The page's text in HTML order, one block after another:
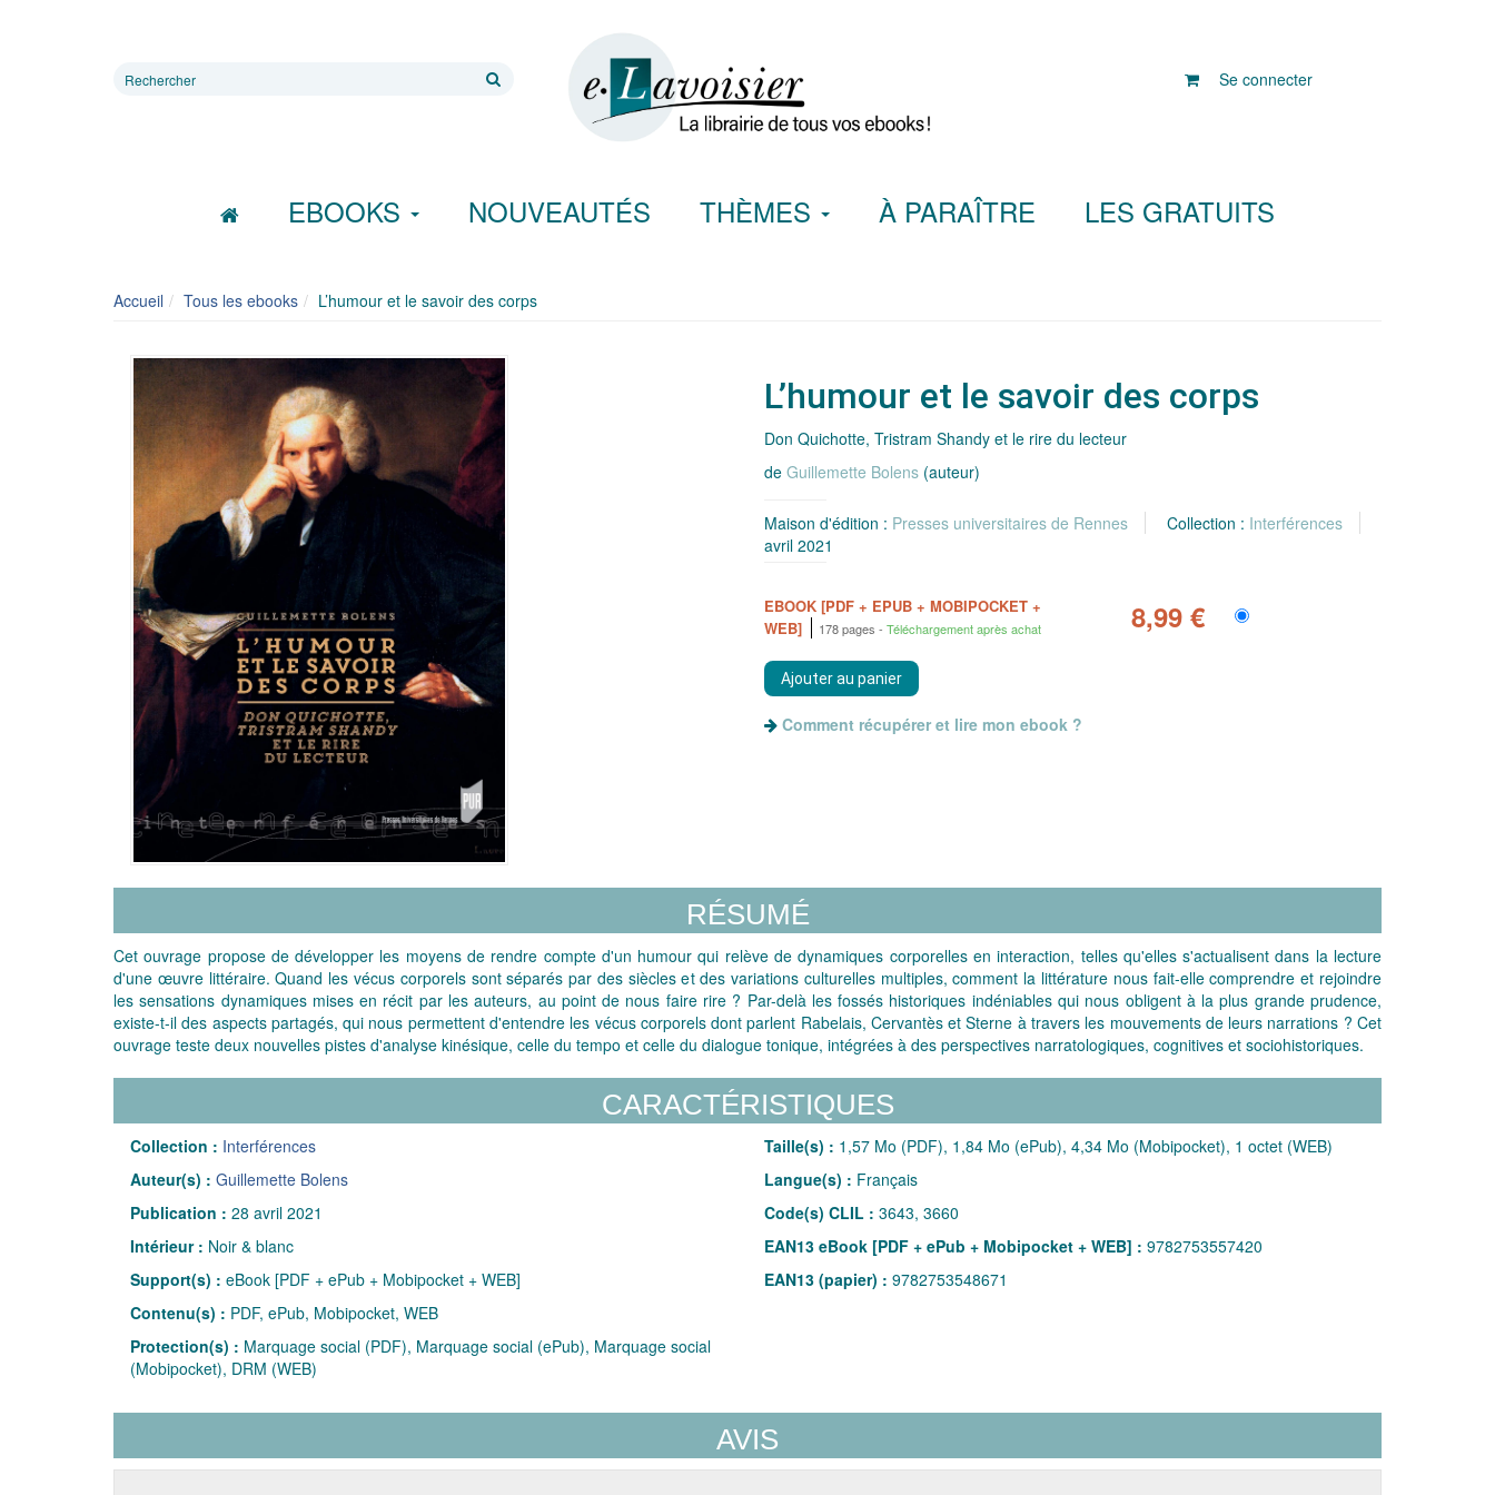
Rechercher
Se connecter
EBOOKS NOUVEAUTÉS THÈMES À PARAÎTRE LES GRATUITS
Accueil Tous les ebooks L’humour et le savoir des corps
L’humour et le savoir des corps
Don Quichotte, Tristram Shandy et le rire du lecteur
de Guillemette Bolens (auteur)
Maison d'édition : Presses universitaires de Rennes Collection : Interférences
avril 2021
EBOOK [PDF + EPUB + MOBIPOCKET +
WEB]
178 pages Téléchargement après achat 8,99 €
Comment récupérer et lire mon ebook ?
RÉSUMÉ
Cet ouvrage propose de développer les moyens de rendre compte d'un humour qui relève de dynamiques corporelles en interaction, telles qu'elles s'actualisent dans la lecture
d'une œuvre littéraire. Quand les vécus corporels sont séparés par des siècles et des variations culturelles multiples, comment la littérature nous fait-elle comprendre et rejoindre
les sensations dynamiques mises en récit par les auteurs, au point de nous faire rire ? Par-delà les fossés historiques indéniables qui nous obligent à la plus grande prudence,
existe-t-il des aspects partagés, qui nous permettent d'entendre les vécus corporels dont parlent Rabelais, Cervantès et Sterne à travers les mouvements de leurs narrations ? Cet
ouvrage teste deux nouvelles pistes d'analyse kinésique, celle du tempo et celle du dialogue tonique, intégrées à des perspectives narratologiques, cognitives et sociohistoriques.
CARACTÉRISTIQUES
Collection : Interférences
Auteur(s) : Guillemette Bolens
Publication : 28 avril 2021
Intérieur : Noir & blanc
Support(s) : eBook [PDF + ePub + Mobipocket + WEB]
Contenu(s) : PDF, ePub, Mobipocket, WEB
Protection(s) : Marquage social (PDF), Marquage social (ePub), Marquage social
(Mobipocket), DRM (WEB)
Taille(s) : 1,57 Mo (PDF), 1,84 Mo (ePub), 4,34 Mo (Mobipocket), 1 octet (WEB)
Langue(s) : Français
Code(s) CLIL : 3643, 3660
EAN13 eBook [PDF + ePub + Mobipocket + WEB] : 9782753557420
EAN13 (papier) : 9782753548671
AVIS